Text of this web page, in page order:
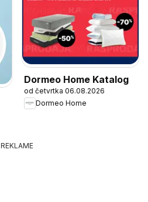
Dormeo Home Katalog
od četvrtka 06.08.2026
Dormeo Home
REKLAME